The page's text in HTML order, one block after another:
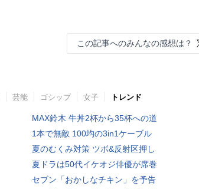
この記事へのみんなの感想は？
芸能 ゴシップ 女子 トレンド
MAX鈴木 牛丼2杯から35杯への道
1本で無敵 100均の3in1ケーブル
夏のむくみ対策 ツボ&反射区押し
夏ドラは50代イケオジ俳優が席巻
セブン「おかしなチキン」を予告